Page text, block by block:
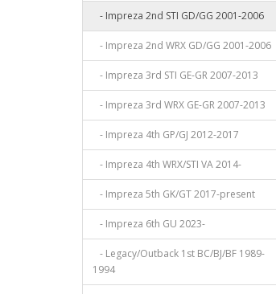
- Impreza 2nd STI GD/GG 2001-2006
- Impreza 2nd WRX GD/GG 2001-2006
- Impreza 3rd STI GE-GR 2007-2013
- Impreza 3rd WRX GE-GR 2007-2013
- Impreza 4th GP/GJ 2012-2017
- Impreza 4th WRX/STI VA 2014-
- Impreza 5th GK/GT 2017-present
- Impreza 6th GU 2023-
- Legacy/Outback 1st BC/BJ/BF 1989-
1994